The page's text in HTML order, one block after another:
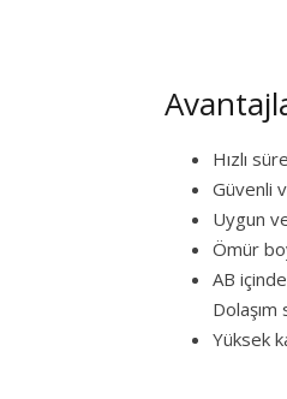
Hızlı
Güvenli
Uygun
Ömür
AB
Dolaşım
Yüksek